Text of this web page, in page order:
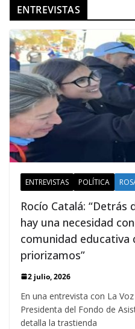
ENTREVISTAS
ENTREVISTAS POLÍTICA
Rocío Catalá: “Detrás
hay una necesidad
comunidad educativa
priorizamos”
2 julio, 2026
En una entrevista con La
Presidenta del Fondo de
detalla la trastienda